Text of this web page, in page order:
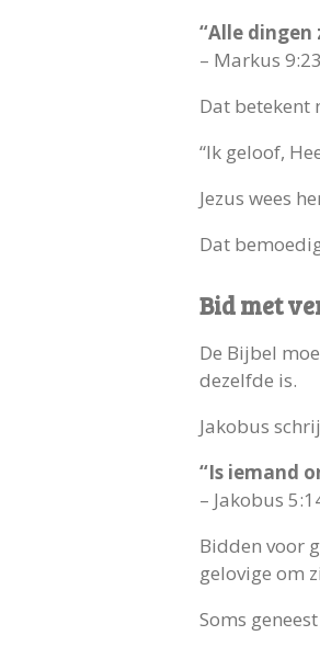
“Alle
– Markus 9:23
Dat betekent
“Ik geloof,
Jezus wees
Dat
Bid met
De Bijbel
dezelfde is.
Jakobus
“Is iemand
– Jakobus
Bidden voor
gelovige om
Soms